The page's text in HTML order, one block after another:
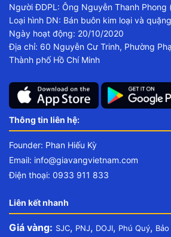
Người ĐDPL: Ông Nguyễn Thanh Phong
Loại hình DN: Bán buôn kim loại và
Ngày hoạt động: 20/10/2020
Địa chỉ: 60 Nguyễn Cư Trinh, Phường
Thành phố Hồ Chí Minh
Thông tin liên hệ:
Founder: Phan Hiếu Kỳ
Email: info@giavangvietnam.com
Điện thoại: 0933 911 833
Liên kết nhanh
Giá vàng: SJC, PNJ, DOJI, Phú Quý,